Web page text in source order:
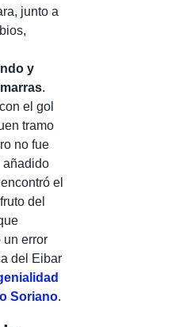
junto a
y
.
el gol
tramo
no fue
añadido
el
del
un error
del Eibar
Soriano.